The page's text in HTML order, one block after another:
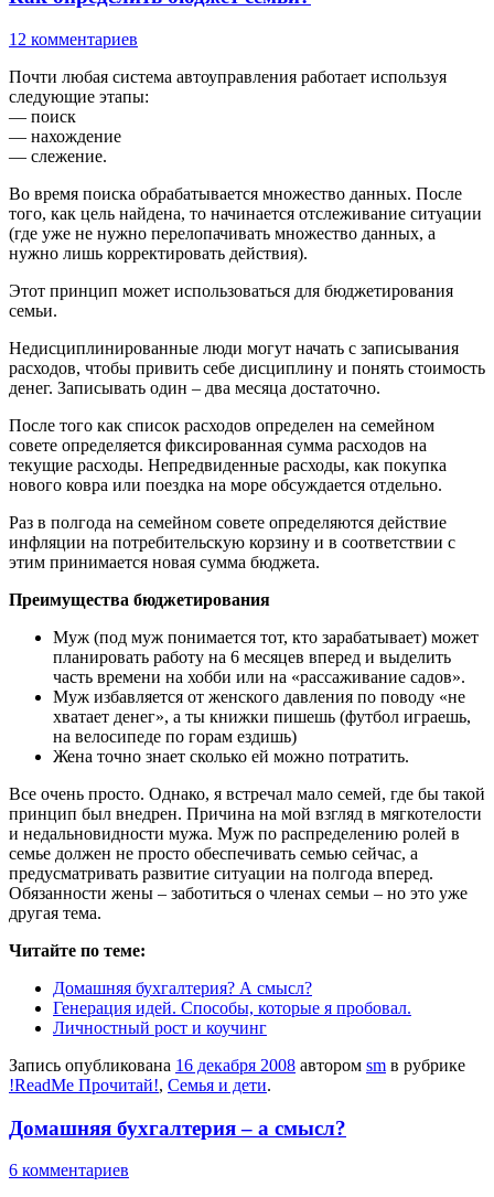
12 комментариев
Почти любая система автоуправления работает используя
следующие этапы:
— поиск
— нахождение
— слежение.
Во время поиска обрабатывается множество данных. После
того, как цель найдена, то начинается отслеживание ситуации
(где уже не нужно перелопачивать множество данных, а
нужно лишь корректировать действия).
Этот принцип может использоваться для бюджетирования
семьи.
Недисциплинированные люди могут начать с записывания
расходов, чтобы привить себе дисциплину и понять стоимость
денег. Записывать один – два месяца достаточно.
После того как список расходов определен на семейном
совете определяется фиксированная сумма расходов на
текущие расходы. Непредвиденные расходы, как покупка
нового ковра или поездка на море обсуждается отдельно.
Раз в полгода на семейном совете определяются действие
инфляции на потребительскую корзину и в соответствии с
этим принимается новая сумма бюджета.
Преимущества бюджетирования
Муж (под муж понимается тот, кто зарабатывает) может
планировать работу на 6 месяцев вперед и выделить
часть времени на хобби или на «рассаживание садов».
Муж избавляется от женского давления по поводу «не
хватает денег», а ты книжки пишешь (футбол играешь,
на велосипеде по горам ездишь)
Жена точно знает сколько ей можно потратить.
Все очень просто. Однако, я встречал мало семей, где бы такой
принцип был внедрен. Причина на мой взгляд в мягкотелости
и недальновидности мужа. Муж по распределению ролей в
семье должен не просто обеспечивать семью сейчас, а
предусматривать развитие ситуации на полгода вперед.
Обязанности жены – заботиться о членах семьи – но это уже
другая тема.
Читайте по теме:
Домашняя бухгалтерия? А смысл?
Генерация идей. Способы, которые я пробовал.
Личностный рост и коучинг
Запись опубликована 16 декабря 2008 автором sm в рубрике
!ReadMe Прочитай!, Семья и дети.
Домашняя бухгалтерия – а смысл?
6 комментариев